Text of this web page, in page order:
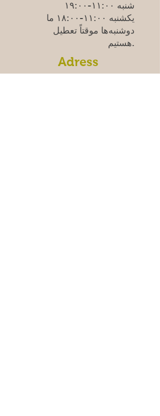
شنبه ۱۱:۰۰-۱۹:۰۰
یکشنبه ۱۱:۰۰-۱۸:۰۰
ما
دوشنبه‌ها موقتاً تعطیل
هستیم.
Adress